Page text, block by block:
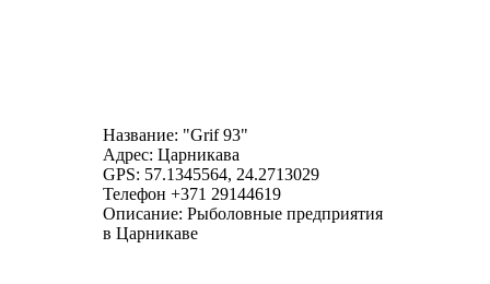
Название: "Grif 93"
Адрес: Царникава
GPS: 57.1345564, 24.2713029
Телефон +371 29144619
Описание: Рыболовные предприятия
в Царникаве